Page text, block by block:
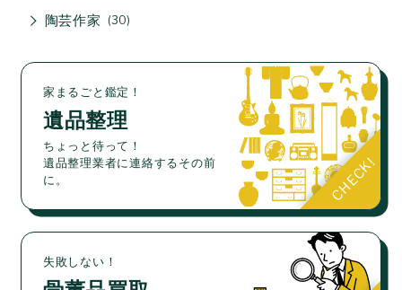
陶芸作家 30
家まるごと鑑定！
遺品整理
ちょっと待って！
遺品整理業者に連絡するその前
に。
失敗しない！